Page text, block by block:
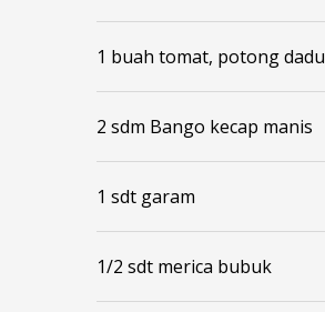
1 buah tomat, potong dadu
2 sdm Bango kecap manis
1 sdt garam
1/2 sdt merica bubuk